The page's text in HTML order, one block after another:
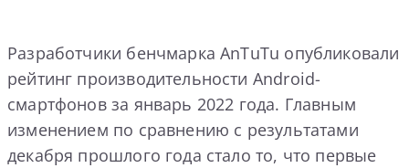
Разработчики бенчмарка AnTuTu опубликовали
рейтинг производительности Android-
смартфонов за январь 2022 года. Главным
изменением по сравнению с результатами
декабря прошлого года стало то, что первые